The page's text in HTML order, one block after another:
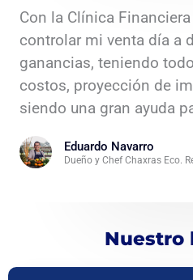
Con la Clínica Financiera
controlar mi venta día a
ganancias, teniendo
costos, proyección de
siendo una gran ayuda
Eduardo Navarro
Dueño y Chef Chaxras Eco.
Nuestro